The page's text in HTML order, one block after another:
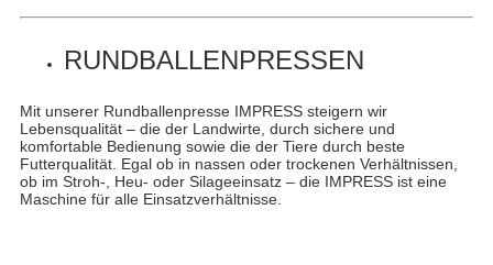
RUNDBALLENPRESSEN
Mit unserer Rundballenpresse IMPRESS steigern wir
Lebensqualität – die der Landwirte, durch sichere und
komfortable Bedienung sowie die der Tiere durch beste
Futterqualität. Egal ob in nassen oder trockenen Verhältnissen,
ob im Stroh-, Heu- oder Silageeinsatz – die IMPRESS ist eine
Maschine für alle Einsatzverhältnisse.